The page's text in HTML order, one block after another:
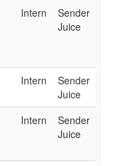
Intern
Sender
Juice
Intern
Sender
Juice
Intern
Sender
Juice